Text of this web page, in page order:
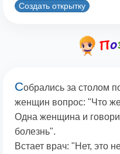
Создать открытку
Собрались за столом
женщин вопрос: "Что
Одна женщина и
болезнь".
Встает врач: "Нет, это